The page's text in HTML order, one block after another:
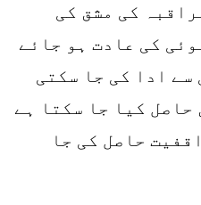
کی مشق کی
کی عادت ہو جائے
سے ادا کی جا سکتی
حاصل کیا جا سکتا ہے
حاصل کی جا